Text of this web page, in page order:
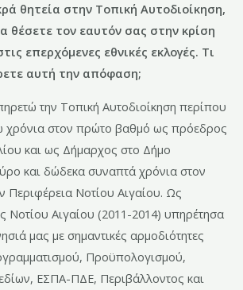
θητεία στην Τοπική Αυτοδιοίκηση,
θέσετε τον εαυτόν σας στην κρίση
επερχόμενες εθνικές εκλογές. Τι
αυτή την απόφαση;
την Τοπική Αυτοδιοίκηση περίπου
χρόνια στον πρώτο βαθμό ως πρόεδρος
και ως Δήμαρχος στο Δήμο
και δώδεκα συναπτά χρόνια στον
Περιφέρεια Νοτίου Αιγαίου. Ως
Νοτίου Αιγαίου (2011-2014) υπηρέτησα
μας με σημαντικές αρμοδιότητες
Προϋπολογισμού,
ΕΣΠΑ-ΠΔΕ, Περιβάλλοντος και